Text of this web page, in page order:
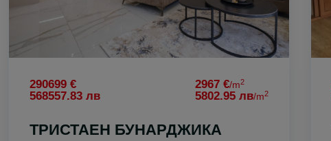
с. Ягодово
290699 €
568557.83 лв
2967 €/m2
5802.95 лв/m2
ТРИСТАЕН БУНАРДЖИКА